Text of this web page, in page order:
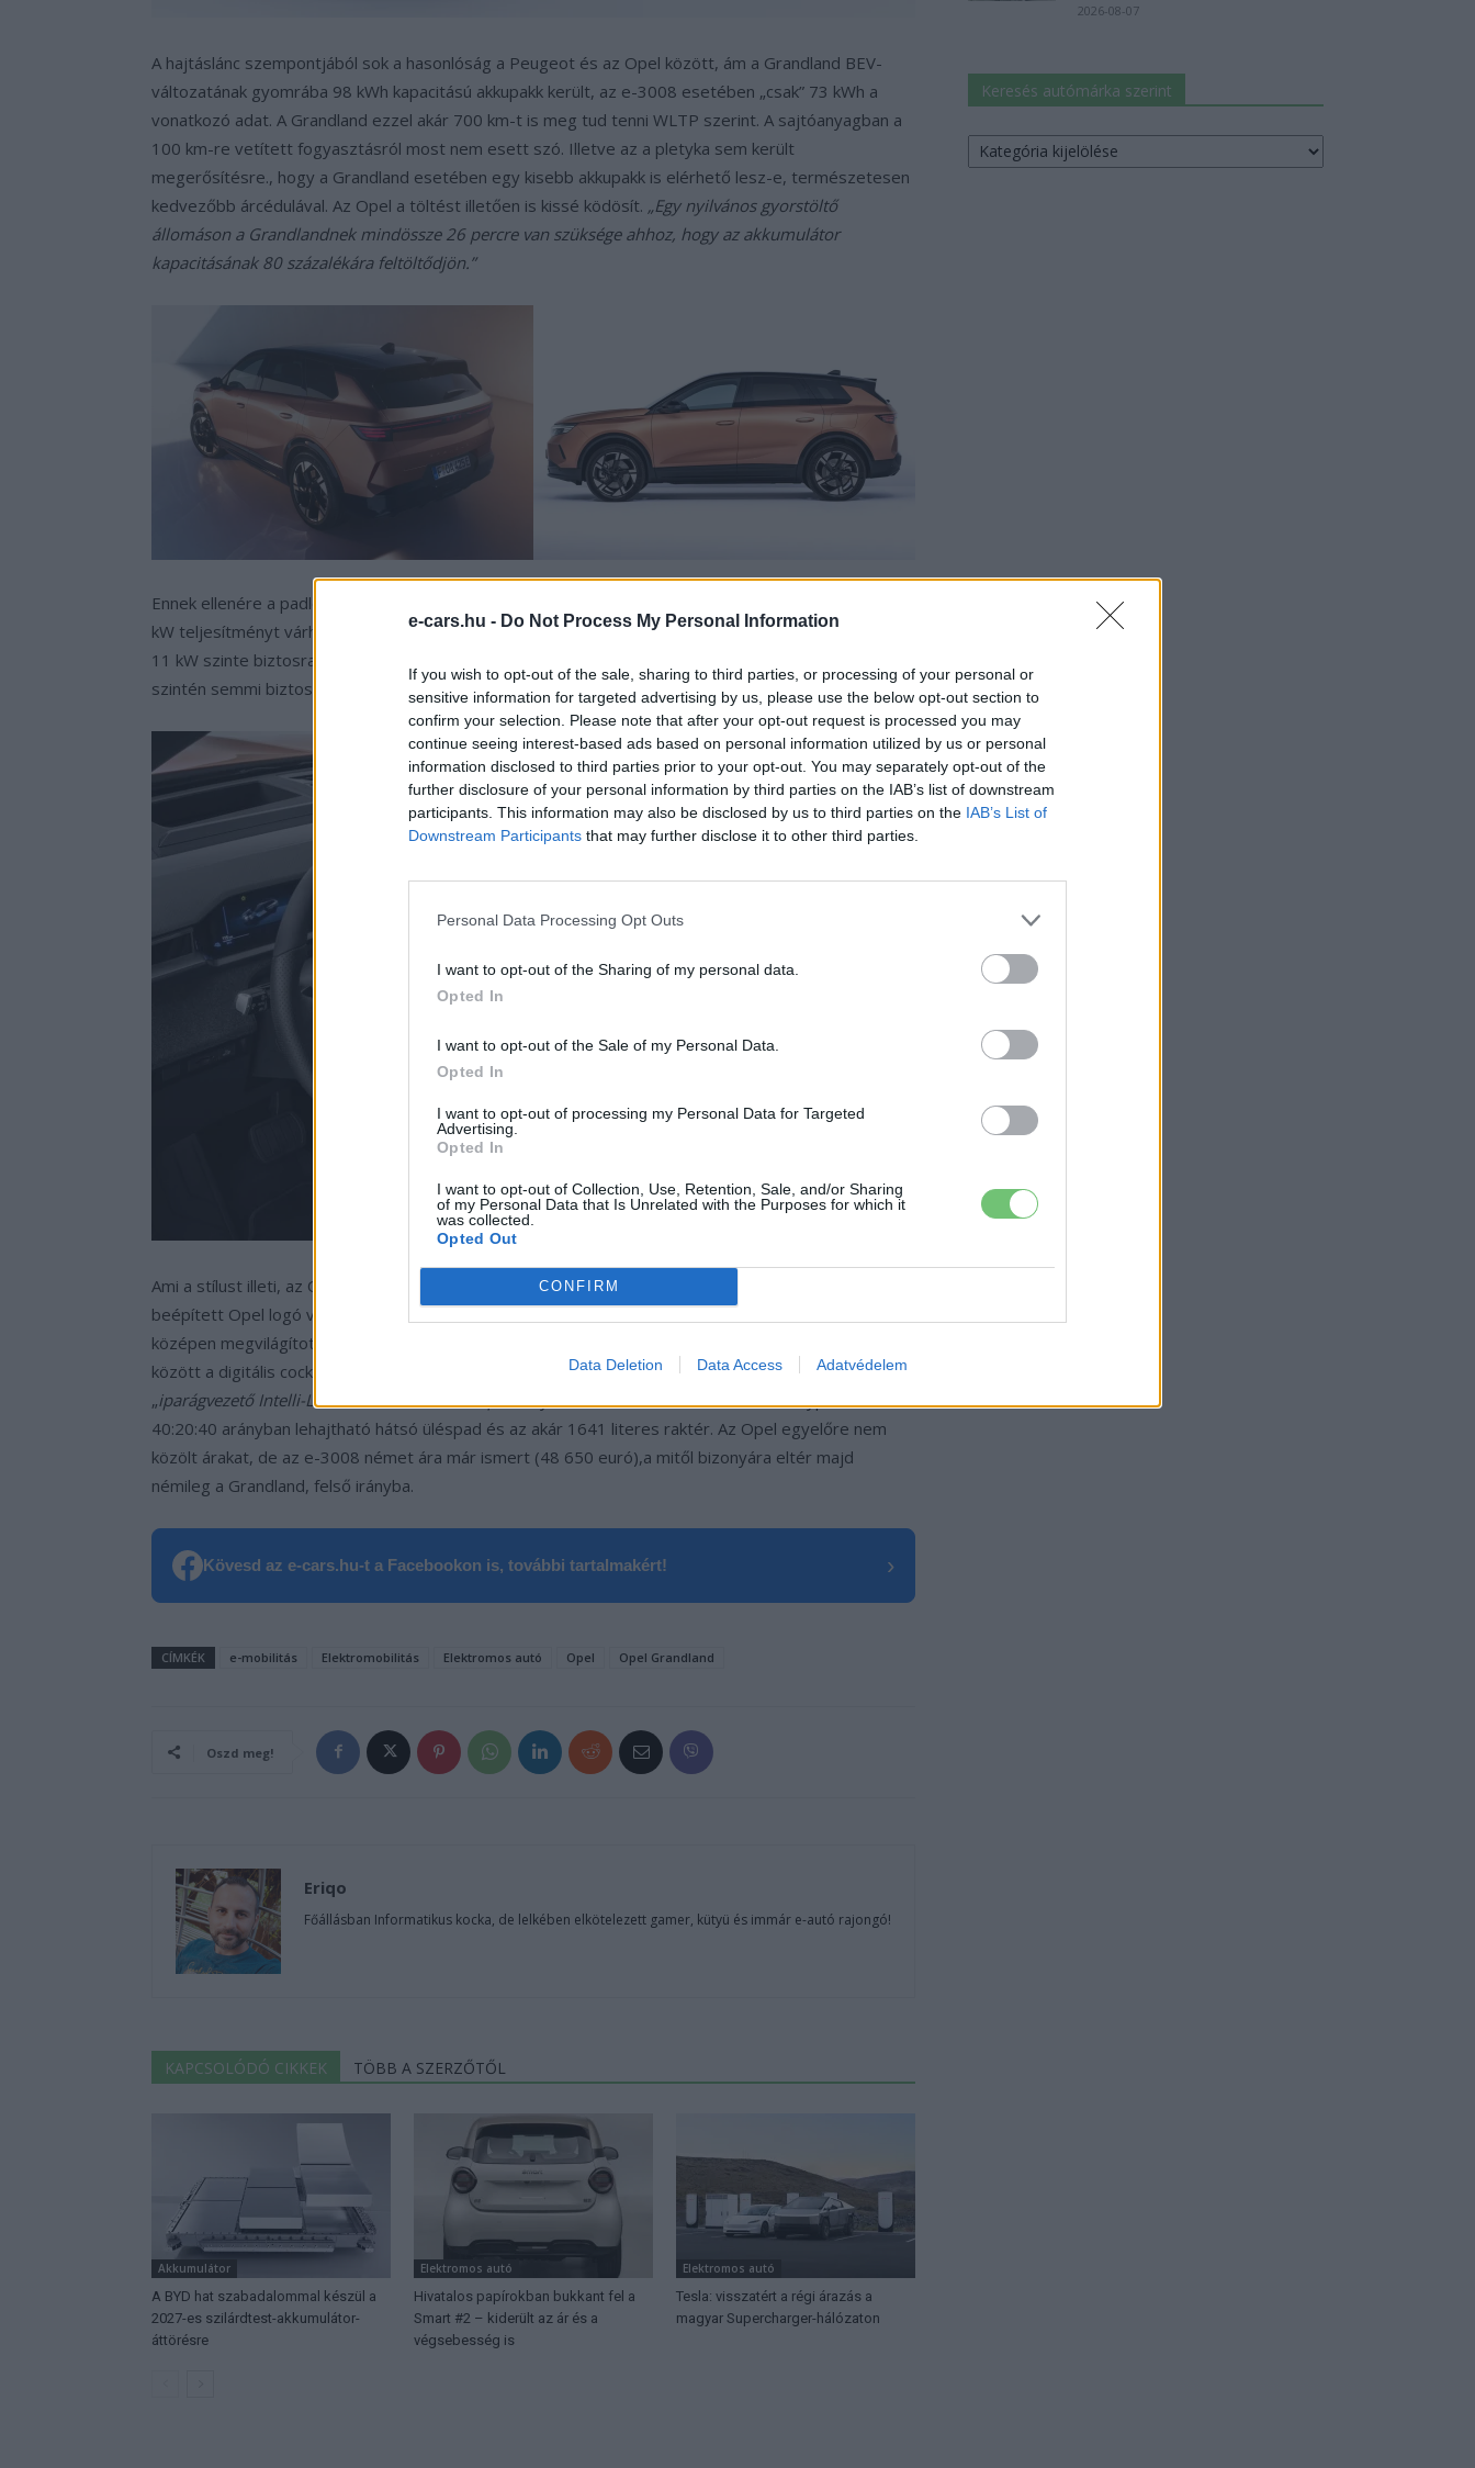
e-cars.hu - Do Not Process My Personal Information
If you wish to opt-out of the sale, sharing to third parties, or processing of your personal or
sensitive information for targeted advertising by us, please use the below opt-out section to
confirm your selection. Please note that after your opt-out request is processed you may
continue seeing interest-based ads based on personal information utilized by us or personal
information disclosed to third parties prior to your opt-out. You may separately opt-out of the
further disclosure of your personal information by third parties on the IAB’s list of downstream
participants. This information may also be disclosed by us to third parties on the IAB’s List of
Downstream Participants that may further disclose it to other third parties.
Personal Data Processing Opt Outs
I want to opt-out of the Sharing of my personal data.
Opted In
I want to opt-out of the Sale of my Personal Data.
Opted In
I want to opt-out of processing my Personal Data for Targeted
Advertising.
Opted In
I want to opt-out of Collection, Use, Retention, Sale, and/or Sharing
of my Personal Data that Is Unrelated with the Purposes for which it
was collected.
Opted Out
CONFIRM
Data Deletion Data Access Adatvédelem
A hajtáslánc szempontjából sok a hasonlóság a Peugeot és az Opel között, ám a Grandland BEV-
változatának gyomrába 98 kWh kapacitású akkupakk került, az e-3008 esetében „csak” 73 kWh a
vonatkozó adat. A Grandland ezzel akár 700 km-t is meg tud tenni WLTP szerint. A sajtóanyagban a
100 km-re vetített fogyasztásról most nem esett szó. Illetve az a pletyka sem került
megerősítésre., hogy a Grandland esetében egy kisebb akkupakk is elérhető lesz-e, természetesen
kedvezőbb árcédulával. Az Opel a töltést illetően is kissé ködösít. „Egy nyilvános gyorstöltő
állomáson a Grandlandnek mindössze 26 percre van szüksége ahhoz, hogy az akkumulátor
kapacitásának 80 százalékára feltöltődjön.”
Ennek ellenére a padlólemez adta lehetőségek szerint 400V-os rendszerfeszültséget és 136 – 160
kW teljesítményt várhatunk DC ágon. Az AC fedélzeti töltőről sincs még hivatalos infó, de a minimum
11 kW szinte biztosra vehető, és az opciós 22 kW teljesítményre is van esély. Teljesítmény terén
szintén semmi biztos nem ismert még, várhatóan 170 és 240 kW környéki értékre kell számítani.
Ami a stílust illeti, az Opel megint csiszolt kicsit a Vizor néven futó megoldásán. Először is, a
beépített Opel logó világít, másodszor pedig a függőleges ránc és a vízszintes Vizor összefolyik a
középen megvilágított Opel jellel. A belső térben is számos finomság várja a vásárlókat, többek
között a digitális cockpit, head-up display és 16 hüvelykes érintőképernyő. De érkezik az
„iparágvezető Intelli-Lux Pixel Matrix HD lámpa
40:20:40 arányban lehajtható hátsó üléspad és az akár 1641 literes raktér. Az Opel egyelőre nem
közölt árakat, de az e-3008 német ára már ismert (48 650 euró),a mitől bizonyára eltér majd
némileg a Grandland, felső irányba.
Kövesd az e-cars.hu-t a Facebookon is, további tartalmakért! ›
CÍMKÉK e-mobilitás Elektromobilitás Elektromos autó Opel Opel Grandland
Oszd meg!
Eriqo
Főállásban Informatikus kocka, de lelkében elkötelezett gamer, kütyü és immár e-autó rajongó!
KAPCSOLÓDÓ CIKKEK TÖBB A SZERZŐTŐL
Akkumulátor
A BYD hat szabadalommal készül a
2027-es szilárdtest-akkumulátor-
áttörésre
Elektromos autó
Hivatalos papírokban bukkant fel a
Smart #2 – kiderült az ár és a
végsebesség is
Elektromos autó
Tesla: visszatért a régi árazás a
magyar Supercharger-hálózaton
2026-08-07
Keresés autómárka szerint
Keresés
autómárka